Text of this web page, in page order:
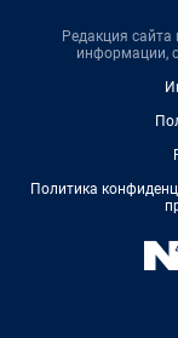
Редакция сайта
информации,
Политика